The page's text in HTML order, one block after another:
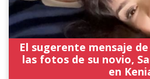
El sugerente mensaje
las fotos de su novio,
en